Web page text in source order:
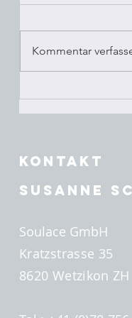
Kommentar
KONTAKT
Susanne
Soulace GmbH
Kratzstrasse 35
8620 Wetzikon ZH